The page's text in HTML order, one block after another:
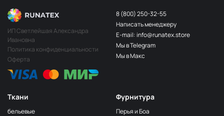
Ткани
бельевые
Фурнитура
Перья и Боа
ИП Светлейшая Александра
Ивановна
Политика конфиденциальности
Оферта
8 (800) 250-32-55
Написать менеджеру
E-mail: info@runatex.store
Мы в Telegram
Мы в Макс